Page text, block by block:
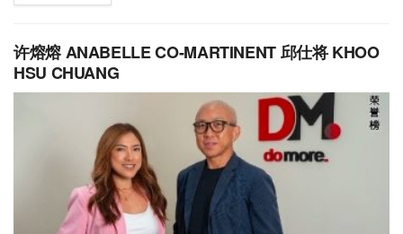
许熔熔 ANABELLE CO-MARTINENT 邱仕将 KHOO
HSU CHUANG